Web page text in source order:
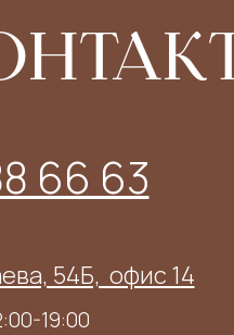
66 63
54Б, ​ офис 14
19:00